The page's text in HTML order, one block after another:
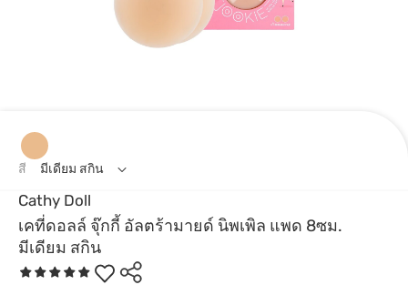
Cathy Doll
เคที่ดอลล์ จุ๊กกี้ อัลตร้ามายด์ นิพเพิล แพด 8ซม.
มีเดียม สกิน
สี มีเดียม สกิน